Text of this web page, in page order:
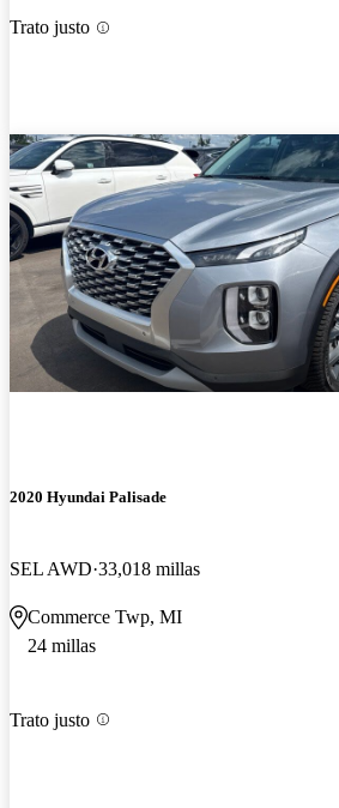
Trato justo
2020 Hyundai Palisade
SEL AWD 33,018 millas
Commerce Twp, MI
24 millas
Trato justo